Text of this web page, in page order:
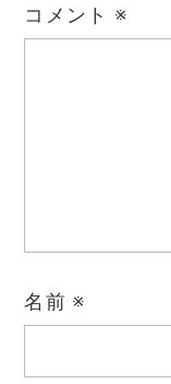
コメント ※
名前 ※